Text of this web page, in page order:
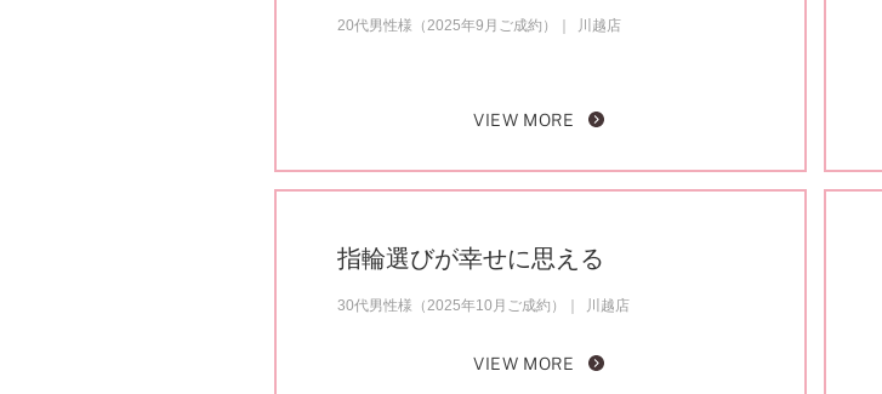
ペールブラウンゴールド
ン
プロポーズサポート
ショップ
ご来店予約について
20代男性様（2025年9月ご成約） 川越店
VIEW MORE
指輪選びが幸せに思える
30代男性様（2025年10月ご成約） 川越店
VIEW MORE